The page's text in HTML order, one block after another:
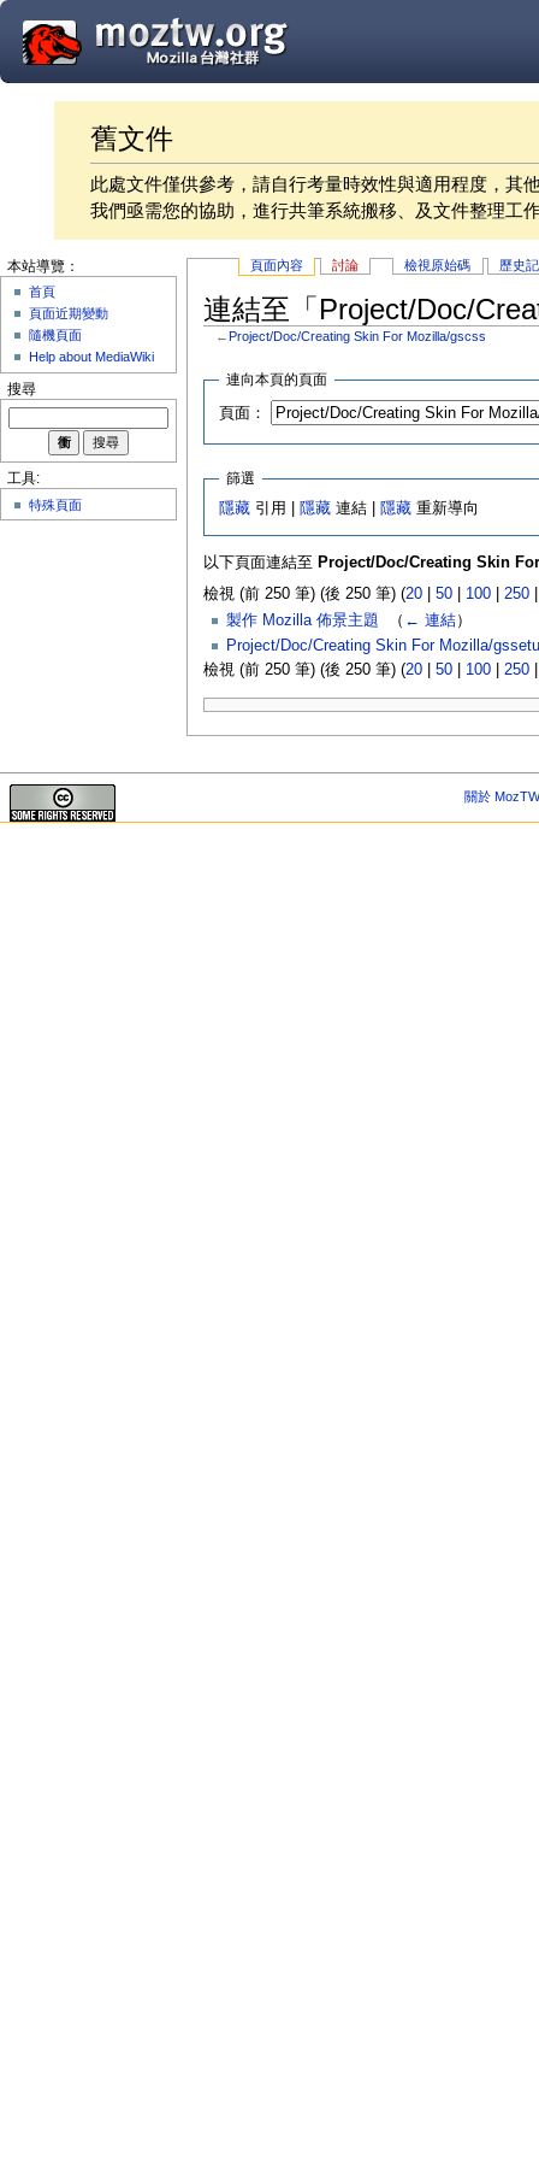
舊文件
此處文件僅供參考，請自行考量時效性與適用程度，其
我們亟需您的協助，進行共筆系統搬移、及文件整理工
頁面內容 討論 檢視原始碼 歷史
連結至「Project/Doc/
← Project/Doc/Creating Skin For Mozilla/gscss
連向本頁的頁面
頁面：
篩選
隱藏 引用 | 隱藏 連結 | 隱藏 重新導向
以下頁面連結至 Project/Doc/Creating Skin
檢視 (前 250 筆) (後 250 筆) (20| 50| 100| 250
製作 Mozilla 佈景主題
（ ← 連結）
Project/Doc/Creating Skin For Mozilla/
檢視 (前 250 筆) (後 250 筆) (20| 50| 100| 250
本站導覽：
首頁
頁面近期變動
隨機頁面
Help about MediaWiki
搜尋
工具:
特殊頁面
關於